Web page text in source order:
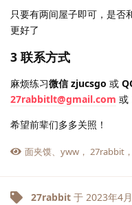
只要有两间屋子即可，是否
更好了
3 联系方式
麻烦练习微信 zjucsgo 或
27rabbitlt@gmail.com 或
希望前辈们多多关照！
面夹馍、 yww ， 27rabbit ，
27rabbit 于 2023年4